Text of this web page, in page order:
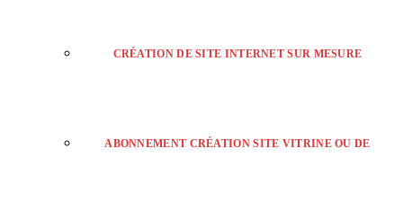
CRÉATION DE SITE INTERNET SUR MESURE
ABONNEMENT CRÉATION SITE VITRINE OU DE